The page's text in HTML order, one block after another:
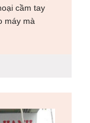
cầm tay
máy mà